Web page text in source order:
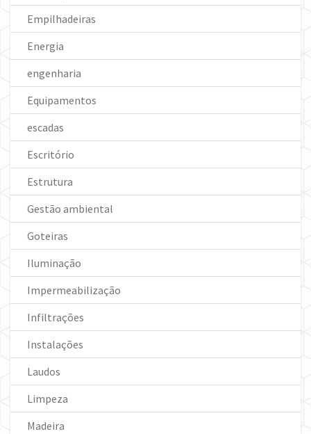
Empilhadeiras
Energia
engenharia
Equipamentos
escadas
Escritório
Estrutura
Gestão ambiental
Goteiras
Iluminação
Impermeabilização
Infiltrações
Instalações
Laudos
Limpeza
Madeira